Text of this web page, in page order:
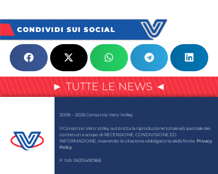
CONDIVIDI SUI SOCIAL
► TUTTE LE NEWS ◄
2008 – 2026 Consorzio Vero Volley
Il Consorzio Vero Volley autorizza la riproduzione totale e/o parziale dei
contenuti a scopo di RECENSIONE, CONDIVISIONE ED
INFORMAZIONE, inserendo la citazione obbligatoria della fonte. Privacy
Policy
P. IVA: 06315490968